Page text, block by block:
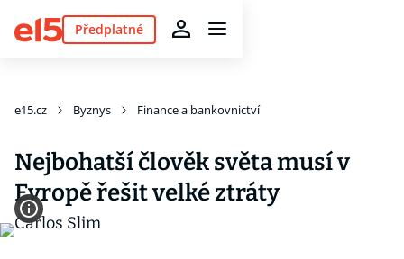
Předplatné
e15.cz Byznys Finance a bankovnictví
Nejbohatší člověk světa musí v
Evropě řešit velké ztráty